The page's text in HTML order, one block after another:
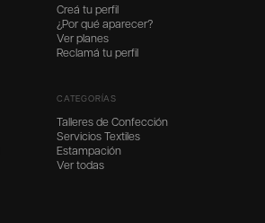
Creá tu perfil
¿Por qué aparecer?
Ver planes
Reclamá tu perfil
CATEGORÍAS
Talleres de Confección
Servicios Textiles
Estampación
Ver todas